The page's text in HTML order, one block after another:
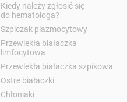
Kiedy należy zgłosić się
do hematologa?
Szpiczak plazmocytowy
Przewlekła białaczka
limfocytowa
Przewlekła białaczka szpikowa
Ostre białaczki
Chłoniaki